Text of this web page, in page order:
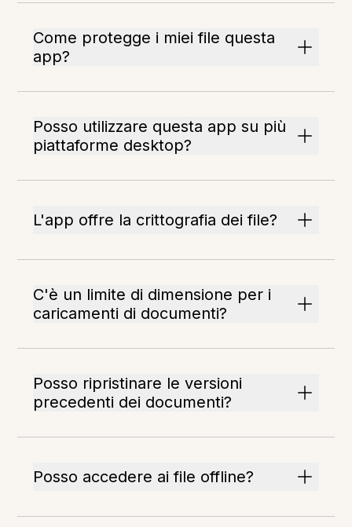
Come protegge i miei file questa
app?
Posso utilizzare questa app su più
piattaforme desktop?
L'app offre la crittografia dei file?
C'è un limite di dimensione per i
caricamenti di documenti?
Posso ripristinare le versioni
precedenti dei documenti?
Posso accedere ai file offline?